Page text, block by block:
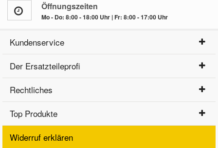
Öffnungszeiten
Mo - Do: 8:00 - 18:00 Uhr | Fr: 8:00 - 17:00 Uhr
Kundenservice
Der Ersatzteileprofi
Rechtliches
Top Produkte
Widerruf erklären